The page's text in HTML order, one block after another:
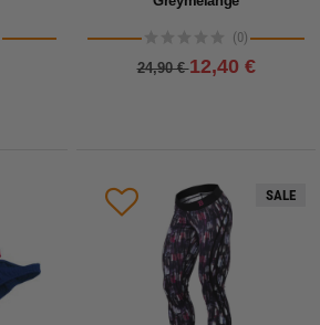
(0)
24,90 €12,40 €
SALE